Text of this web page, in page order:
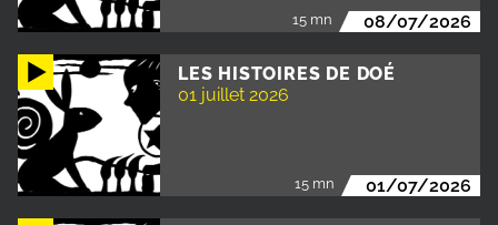
15 mn 08/07/2026
LES HISTOIRES DE DOÉ
01 juillet 2026
15 mn 01/07/2026